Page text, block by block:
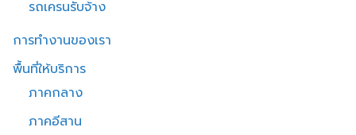
รถเครนรับจ้าง
การทำงานของเรา
พื้นที่ให้บริการ
ภาคกลาง
ภาคอีสาน